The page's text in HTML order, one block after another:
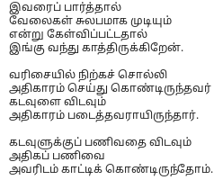
இவரைப் பார்த்தால்
வேலைகள் சுலபமாக முடியும்
என்று கேள்விப்பட்டதால்
இங்கு வந்து காத்திருக்கிறேன்.
வரிசையில் நிற்கச் சொல்லி
அதிகாரம் செய்து கொண்டிருந்தவர்
கடவுளை விடவும்
அதிகாரம் படைத்தவராயிருந்தார்.
கடவுளுக்குப் பணிவதை விடவும்
அதிகப் பணிவை
அவரிடம் காட்டிக் கொண்டிருந்தோம்.